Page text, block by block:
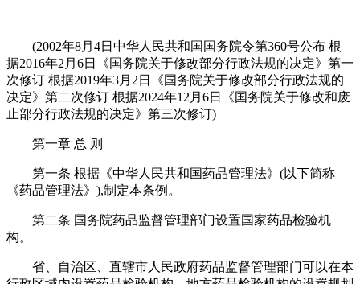
(2002年8月4日中华人民共和国国务院令第360号公布 根
据2016年2月6日《国务院关于修改部分行政法规的决定》第一
次修订 根据2019年3月2日《国务院关于修改部分行政法规的
决定》第二次修订 根据2024年12月6日《国务院关于修改和废
止部分行政法规的决定》第三次修订)
第一章 总 则
第一条 根据《中华人民共和国药品管理法》(以下简称
《药品管理法》),制定本条例。
第二条 国务院药品监督管理部门设置国家药品检验机
构。
省、自治区、直辖市人民政府药品监督管理部门可以在本